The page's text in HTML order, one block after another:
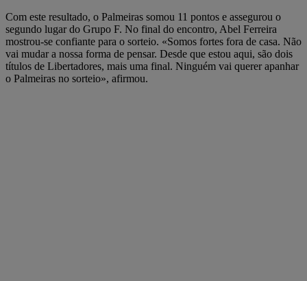
Com este resultado, o Palmeiras somou 11 pontos e assegurou o
segundo lugar do Grupo F. No final do encontro, Abel Ferreira
mostrou-se confiante para o sorteio. «Somos fortes fora de casa. Não
vai mudar a nossa forma de pensar. Desde que estou aqui, são dois
títulos de Libertadores, mais uma final. Ninguém vai querer apanhar
o Palmeiras no sorteio», afirmou.